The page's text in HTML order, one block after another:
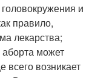
и
правило,
лекарства;
может
возникает